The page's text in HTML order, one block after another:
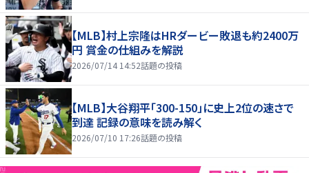
【MLB】村上宗隆はHRダービー敗退も約2400万
円 賞金の仕組みを解説
2026/07/14 14:52話題の投稿
【MLB】大谷翔平「300-150」に史上2位の速さで
到達 記録の意味を読み解く
2026/07/10 17:26話題の投稿